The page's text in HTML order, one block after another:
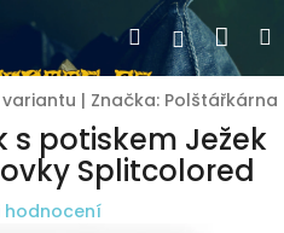
Hledat
| Značka: Polštářkárna
s potiskem Ježek
Splitcolored
hodnocení